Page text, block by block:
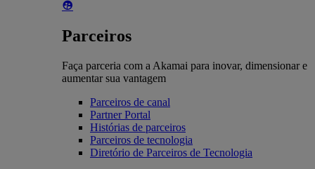
Parceiros
Faça parceria com a Akamai para inovar, dimensionar e
aumentar sua vantagem
Parceiros de canal
Partner Portal
Histórias de parceiros
Parceiros de tecnologia
Diretório de Parceiros de Tecnologia